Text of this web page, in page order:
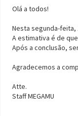
Olá a todos!
Nesta segunda-feita,
A estimativa é de
Após a conclusão,
Agradecemos a
Atte.
Staff MEGAMU